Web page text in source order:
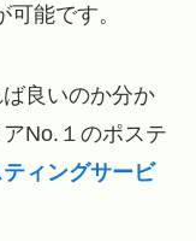
能です。
良いのか分か
No.１のポステ
ィングサービ